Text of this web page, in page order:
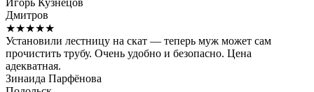
Игорь Кузнецов
Дмитров
★★★★★
Установили лестницу на скат — теперь муж может сам
прочистить трубу. Очень удобно и безопасно. Цена
адекватная.
Зинаида Парфёнова